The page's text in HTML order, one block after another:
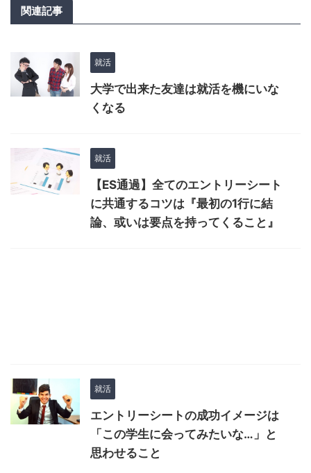
関連記事
就活
大学で出来た友達は就活を機にいな
くなる
就活
【ES通過】全てのエントリーシート
に共通するコツは『最初の1行に結
論、或いは要点を持ってくること』
就活
エントリーシートの成功イメージは
「この学生に会ってみたいな…」と
思わせること